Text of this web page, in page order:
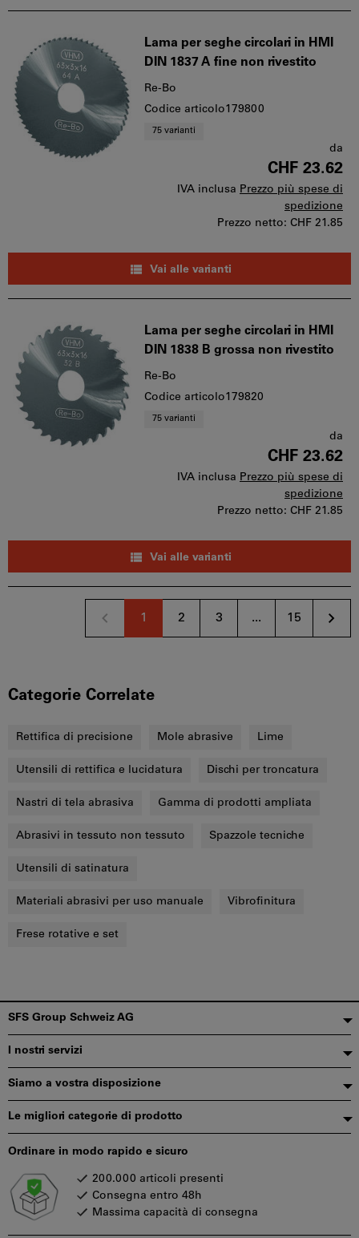
Lama per seghe circolari in HMI
DIN 1837 A fine non rivestito
Re-Bo
Codice articolo179800
75 varianti
da
CHF 23.62
IVA inclusa Prezzo più spese di
spedizione
Prezzo netto: CHF 21.85
Vai alle varianti
Lama per seghe circolari in HMI
DIN 1838 B grossa non rivestito
Re-Bo
Codice articolo179820
75 varianti
da
CHF 23.62
IVA inclusa Prezzo più spese di
spedizione
Prezzo netto: CHF 21.85
Vai alle varianti
1 2 3 ... 15
Categorie Correlate
Rettifica di precisione Mole abrasive Lime
Utensili di rettifica e lucidatura Dischi per troncatura
Nastri di tela abrasiva Gamma di prodotti ampliata
Abrasivi in tessuto non tessuto Spazzole tecniche
Utensili di satinatura
Materiali abrasivi per uso manuale Vibrofinitura
Frese rotative e set
Piè
di
pagina
SFS Group Schweiz AG
I nostri servizi
Siamo a vostra disposizione
Le migliori categorie di prodotto
Ordinare in modo rapido e sicuro
200.000 articoli presenti
Consegna entro 48h
Massima capacità di consegna